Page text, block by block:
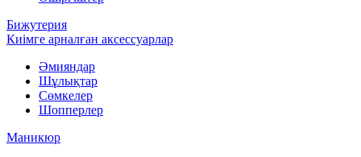
Бижутерия
Киімге арналған аксессуарлар
Әмияндар
Шұлықтар
Сөмкелер
Шопперлер
Маникюр